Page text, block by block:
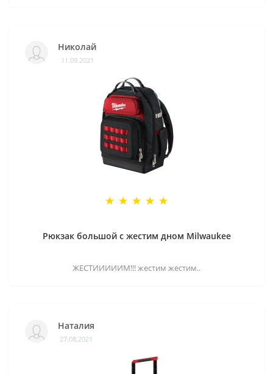
Николай
11.09.2021
Рюкзак большой с жестим дном Milwaukee
ЖЕСТИИИИИМ!!! жестим жестим..
Наталия
27.08.2021